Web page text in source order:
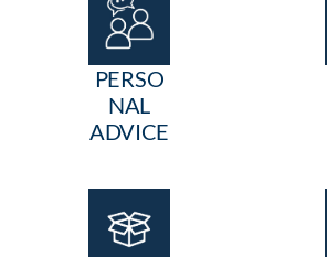
PERSO
NAL
ADVICE